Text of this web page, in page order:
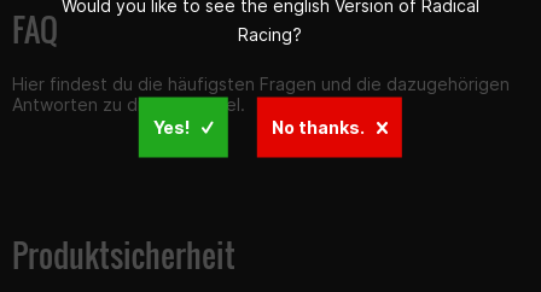
FAQ
Hier findest du die häufigsten Fragen und die dazugehörigen
Antworten zu diesem Artikel.
Produktsicherheit
Would you like to see the english Version of Radical
Racing?
Yes! No thanks.